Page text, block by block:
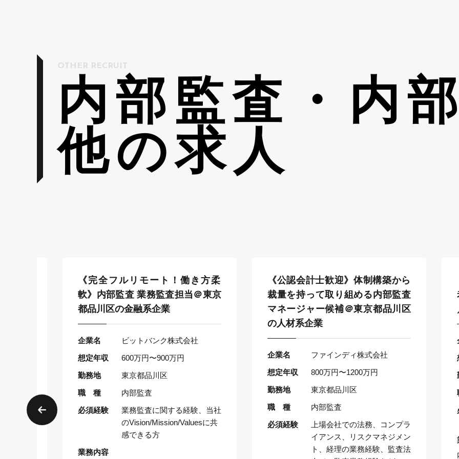
内部監査・内
他の求人
OTHER RECRUIT
務関連
《完全フルリモート！働き方柔
軟》内部監査 業務監査担当＠東京
都品川区の金融系企業
企業名
ビットバンク株式会社
想定年収
600万円〜900万円
勤務地
東京都品川区
職 種
内部監査
必須経験
業務監査に関する経験、当社
のVision/Mission/Valuesに共
感できる方
業務内容
《公認会計士歓迎》体制構築から
裁量を持って取り組める内部監査
マネージャー候補＠東京都品川区
の人材系企業
企業名
ファインディ株式会社
想定年収
800万円〜1200万円
勤務地
東京都品川区
職 種
内部監査
必須経験
上場会社での法務、コンプラ
イアンス、リスクマネジメン
ト、経理の業務経験、監査法